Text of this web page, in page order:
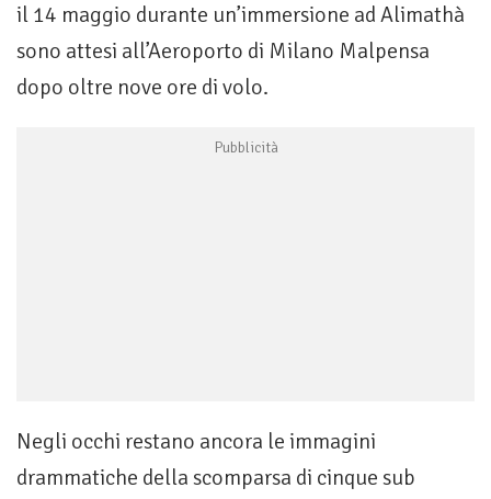
il 14 maggio durante un’immersione ad Alimathà
sono attesi all’Aeroporto di Milano Malpensa
dopo oltre nove ore di volo.
Negli occhi restano ancora le immagini
drammatiche della scomparsa di cinque sub